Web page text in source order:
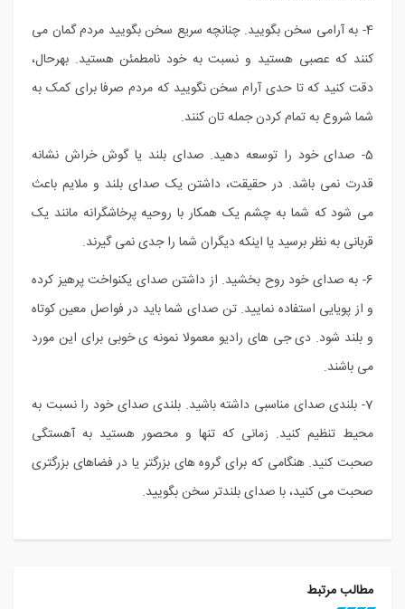
4- به آرامی سخن بگویید. چنانچه سریع سخن بگویید مردم گمان می
کنند که عصبی هستید و نسبت به خود نامطمئن هستید. بهرحال،
دقت کنید که تا حدی آرام سخن نگویید که مردم صرفا برای کمک به
شما شروع به تمام کردن جمله تان کنند.
5- صدای خود را توسعه دهید. صدای بلند یا گوش خراش نشانه
قدرت نمی باشد. در حقیقت، داشتن یک صدای بلند و ملایم باعث
می شود که شما به چشم یک همکار با روحیه پرخاشگرانه مانند یک
قربانی به نظر برسید یا اینکه دیگران شما را جدی نمی گیرند.
6- به صدای خود روح بخشید. از داشتن صدای یکنواخت پرهیز کرده
و از پویایی استفاده نمایید. تن صدای شما باید در فواصل معین کوتاه
و بلند شود. دی جی های رادیو معمولا نمونه ی خوبی برای این مورد
می باشند.
7- بلندی صدای مناسبی داشته باشید. بلندی صدای خود را نسبت به
محیط تنظیم کنید. زمانی که تنها و محصور هستید به آهستگی
صحبت کنید. هنگامی که برای گروه های بزرگتر یا در فضاهای بزرگتری
صحبت می کنید، با صدای بلندتر سخن بگویید.
مطالب مرتبط